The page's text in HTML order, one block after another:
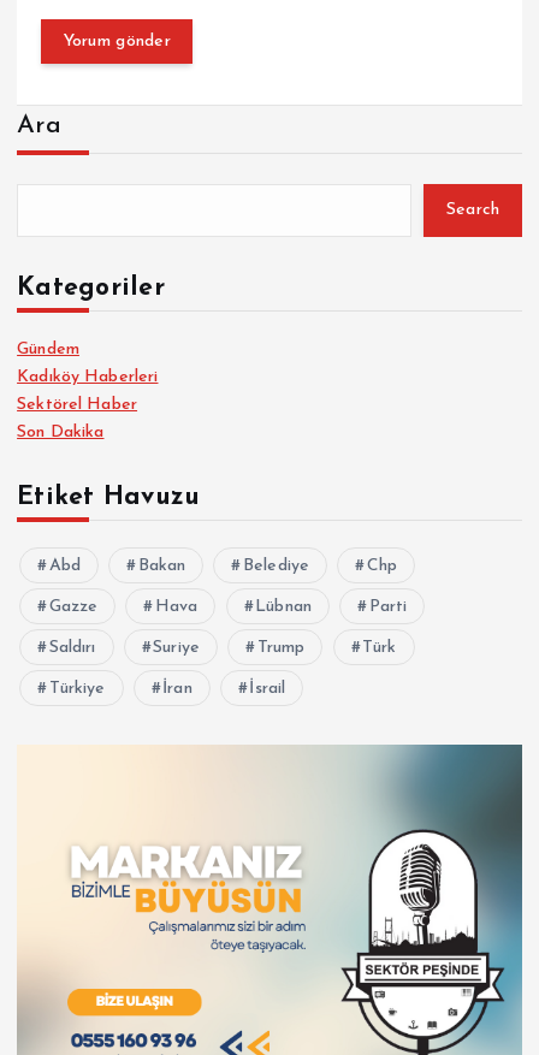
Ara
Search
Kategoriler
Gündem
Kadıköy Haberleri
Sektörel Haber
Son Dakika
Etiket Havuzu
Abd Bakan Belediye Chp
Gazze Hava Lübnan Parti
Saldırı Suriye Trump Türk
Türkiye İran İsrail